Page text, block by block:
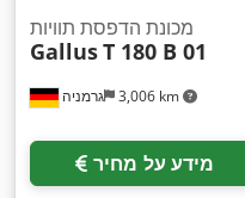
גרמניה 3,006 km
מכונת הדפסת תוויות
GallusT 180 B 01
מידע על מחיר